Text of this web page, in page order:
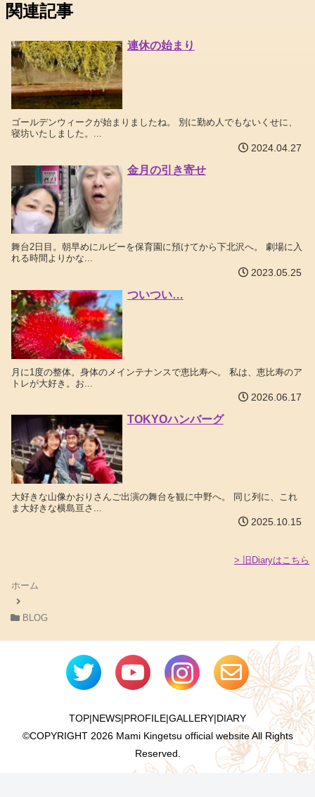
関連記事
連休の始まり
ゴールデンウィークが始まりましたね。 別に勤め人でもないくせに、
寝坊いたしました。...
2024.04.27
金月の引き寄せ
舞台2日目。朝早めにルビーを保育園に預けてから下北沢へ。 劇場に入
れる時間よりかな...
2023.05.25
ついつい…
月に1度の整体。身体のメインテナンスで恵比寿へ。 私は、恵比寿のア
トレが大好き。お...
2026.06.17
TOKYOハンバーグ
大好きな山像かおりさんご出演の舞台を観に中野へ。 同じ列に、これ
ま大好きな横島亘さ...
2025.10.15
> 旧Diaryはこちら
ホーム
BLOG
TOP|NEWS|PROFILE|GALLERY|DIARY
©COPYRIGHT 2026 Mami Kingetsu official website All Rights
Reserved.